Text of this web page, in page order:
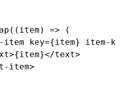
((item) => (
key={item} item-key
>{item}</text>
item>